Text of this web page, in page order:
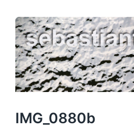
IMG_0880b